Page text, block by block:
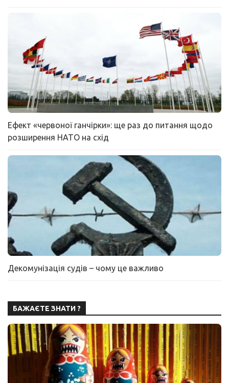
Ефект «червоної ганчірки»: ще раз до питання щодо
розширення НАТО на схід
Декомунізація судів – чому це важливо
БАЖАЄТЕ ЗНАТИ ?